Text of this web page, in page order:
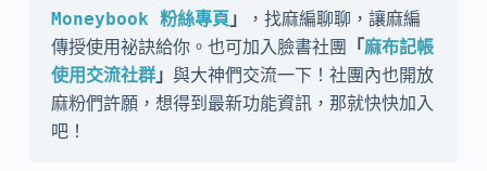
Moneybook 粉絲專頁 」
，找麻編聊聊，讓麻編
傳授使用祕訣給你。也可加入臉書社團
「麻布記帳
使用交流社群」 與大神們交流一下！社團內也開放
麻粉們許願，想得到最新功能資訊，那就快快加入
吧！